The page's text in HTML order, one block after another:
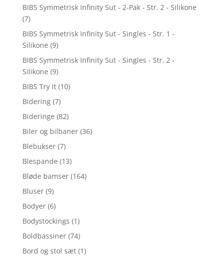
BIBS Symmetrisk Infinity Sut - 2-Pak - Str. 2 - Silikone
(7)
BIBS Symmetrisk Infinity Sut - Singles - Str. 1 -
Silikone (9)
BIBS Symmetrisk Infinity Sut - Singles - Str. 2 -
Silikone (9)
BIBS Try It (10)
Bidering (7)
Bideringe (82)
Biler og bilbaner (36)
Blebukser (7)
Blespande (13)
Bløde bamser (164)
Bluser (9)
Bodyer (6)
Bodystockings (1)
Boldbassiner (74)
Bord og stol sæt (1)